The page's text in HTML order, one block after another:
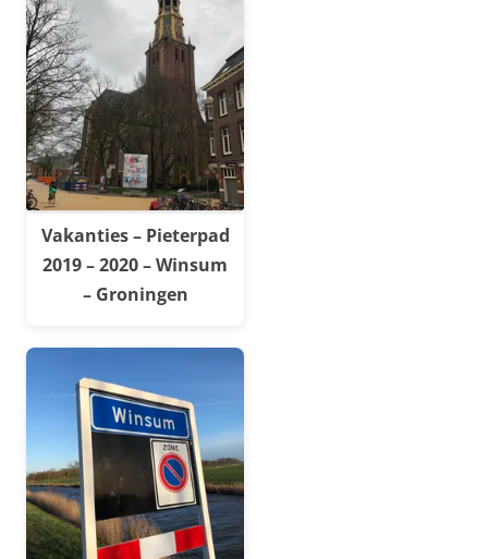
Vakanties – Pieterpad
2019 – 2020 – Winsum
– Groningen